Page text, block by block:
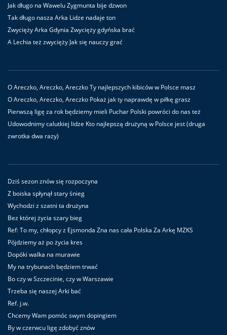
Jak długo na Wawelu Zygmunta bije dzwon
Tak długo nasza Arka Lidze nadaje ton
Zwycięży Arka Gdynia Zwycięży gdyńska brać
A Lechia też zwycięży Jak się nauczy grać
O Areczko, Areczko, Areczko Ty najlepszych kibiców w Polsce masz
O Areczko, Areczko, Areczko Pokaż jak ty naprawdę w piłkę grasz
Pierwszą ligę za rok będziemy mieli Puchar Polski powróci do nas też
Udowodnimy calutkiej lidze Kto najlepszą drużyną w Polsce jest (druga
zwrotka dwa razy)
Dziś sezon znów się rozpoczyna
Z boiska spłynął stary śnieg
Wychodzi z szatni ta drużyna
Bez której życia szary bieg
Ref: To my, chłopcy z Ejsmonda Zna nas cała Polska Za Arkę MZKS
Pójdziemy aż po życia kres
Dopóki walka na murawie
My na trybunach będziem trwać
Bo czy w Szczecinie, czy w Warszawie
Trzeba się naszej Arki bać
Ref. j.w.
Chcemy Wam pomóc swym dopingiem
By w czerwcu ligę zdobyć znów